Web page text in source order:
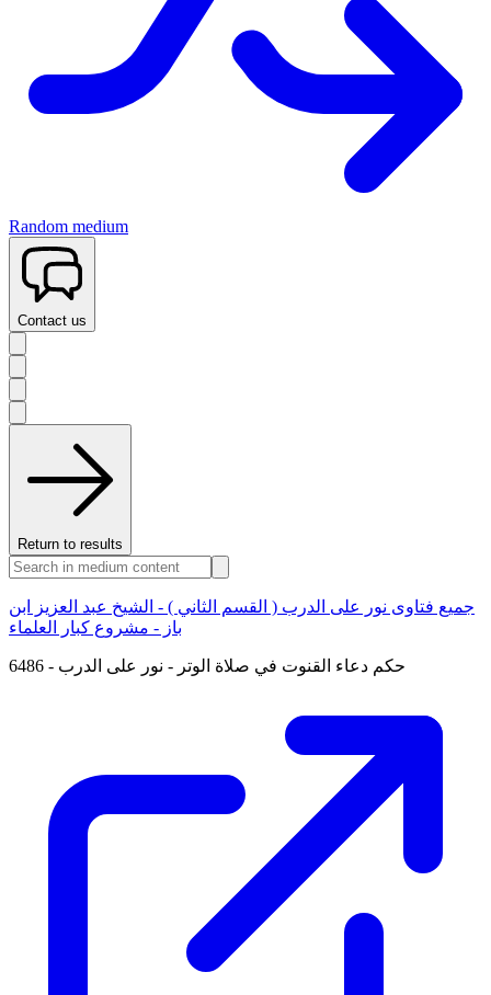
Random medium
Contact us
Return to results
جميع فتاوى نور على الدرب ( القسم الثاني ) - الشيخ عبد العزيز ابن
باز - مشروع كبار العلماء
6486 - حكم دعاء القنوت في صلاة الوتر - نور على الدرب